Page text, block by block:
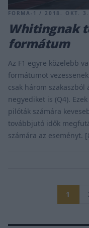
FORMA-1 / 2018. OKT. 3.
Whitingnak
formátum
Az F1 egyre közelebb
formátumot
csak három
negyediket is (Q4).
pilóták számára
továbbjutó idők
számára az eseményt.
1